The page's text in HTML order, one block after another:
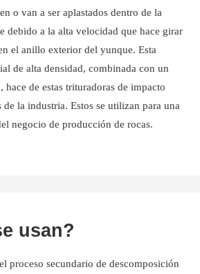
o van a ser aplastados dentro de la
debido a la alta velocidad que hace girar
el anillo exterior del yunque. Esta
de alta densidad, combinada con un
de estas trituradoras de impacto
de la industria. Estos se utilizan para una
negocio de producción de rocas.
usan?
proceso secundario de descomposición